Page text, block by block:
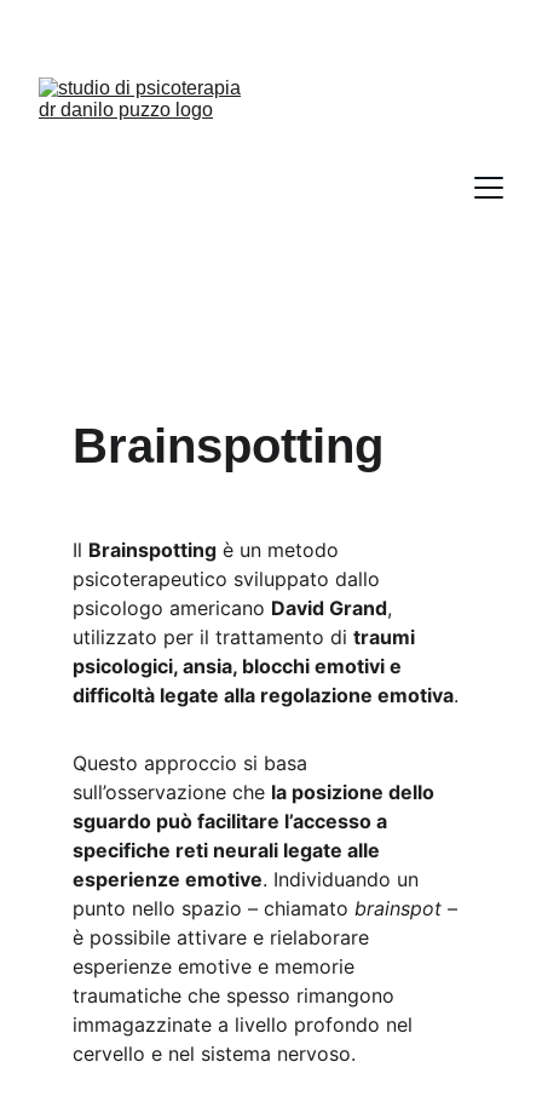
Brainspotting
Il Brainspotting è un metodo
psicoterapeutico sviluppato dallo
psicologo americano David Grand,
utilizzato per il trattamento di traumi
psicologici, ansia, blocchi emotivi e
difficoltà legate alla regolazione emotiva.
Questo approccio si basa
sull’osservazione che la posizione dello
sguardo può facilitare l’accesso a
specifiche reti neurali legate alle
esperienze emotive. Individuando un
punto nello spazio – chiamato brainspot –
è possibile attivare e rielaborare
esperienze emotive e memorie
traumatiche che spesso rimangono
immagazzinate a livello profondo nel
cervello e nel sistema nervoso.